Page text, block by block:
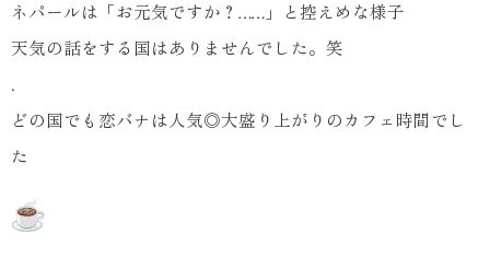
ネパールは「お元気ですか？……」と控えめな様子
天気の話をする国はありませんでした。笑
.
どの国でも恋バナは人気◎大盛り上がりのカフェ時間でし
た